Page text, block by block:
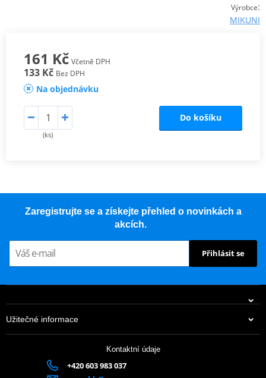
Výrobce:
MIKUNI
161 Kč Včetně DPH
133 Kč Bez DPH
Na objednávku
(ks)
Do košíku
Zaregistrujte se a získejte přehled o novinkách a
akcích.
Přihlásit se
Užitečné informace
Kontaktní údaje
+420 603 983 037